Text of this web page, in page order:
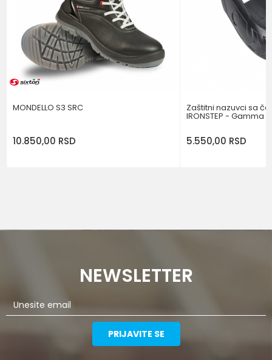
POŠALJI
MONDELLO S3 SRC
10.850,00 RSD
Zaštitni nazuvci sa
IRONSTEP - Gamma
5.550,00 RSD
NEWSLETTER
PRIJAVITE SE